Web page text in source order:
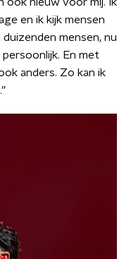
en ik kijk mensen
mensen, nu
En met
anders. Zo kan ik